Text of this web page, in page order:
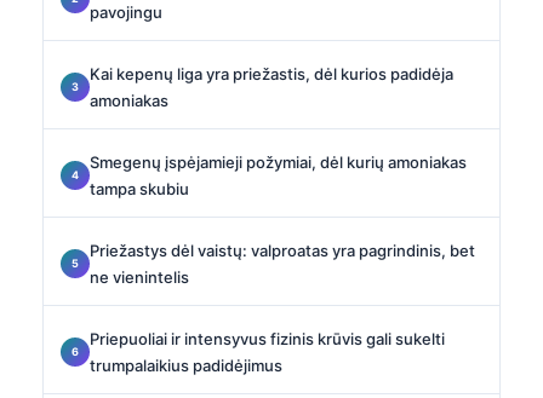
pavojingu
Kai kepenų liga yra priežastis, dėl kurios padidėja
amoniakas
Smegenų įspėjamieji požymiai, dėl kurių amoniakas
tampa skubiu
Priežastys dėl vaistų: valproatas yra pagrindinis, bet
ne vienintelis
Priepuoliai ir intensyvus fizinis krūvis gali sukelti
trumpalaikius padidėjimus